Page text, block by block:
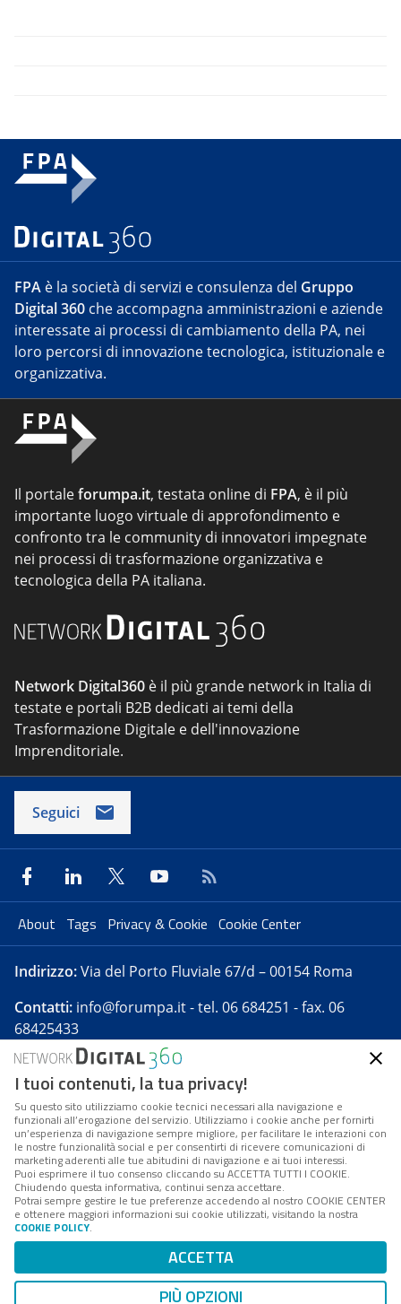
FPA è la società di servizi e consulenza del Gruppo
Digital 360 che accompagna amministrazioni e aziende
interessate ai processi di cambiamento della PA, nei
loro percorsi di innovazione tecnologica, istituzionale e
organizzativa.
Il portaleforumpa.it, testata online di FPA, è il più
importante luogo virtuale di approfondimento e
confronto tra le community di innovatori impegnate
nei processi di trasformazione organizzativa e
tecnologica della PA italiana.
Network Digital360 è il più grande network in Italia di
testate e portali B2B dedicati ai temi della
Trasformazione Digitale e dell'innovazione
Imprenditoriale.
Seguici
About Tags Privacy & Cookie Cookie Center
Indirizzo:Via del Porto Fluviale 67/d – 00154 Roma
Contatti: info@forumpa.it- tel. 06 684251 - fax. 06
68425433
Forumpa.itè una pubblicazione telematica iscritta
presso Registro della stampa del Tribunale di Roma -
Reg. n. 182 del 2 maggio 2008 - Direttore resp. Michela
Stentella
FPA s.r.l. è società soggetta a Direzione e
Coordinamento da parte di Digital360 S.p.A. - FPA s.r.l.
è un'azienda certificata per il sistema di management
Codice Fiscale/Partita IVA n. 10693191008 - R.E.A. Roma
n. 1249791. ISP AWS
Mappa del sito
I tuoi contenuti, la tua privacy!
Su questo sito utilizziamo cookie tecnici necessari alla navigazione e
funzionali all’erogazione del servizio. Utilizziamo i cookie anche per fornirti
un’esperienza di navigazione sempre migliore, per facilitare le interazioni con
le nostre funzionalità social e per consentirti di ricevere comunicazioni di
marketing aderenti alle tue abitudini di navigazione e ai tuoi interessi.
Puoi esprimere il tuo consenso cliccando su ACCETTA TUTTI I COOKIE.
Chiudendo questa informativa, continui senza accettare.
Potrai sempre gestire le tue preferenze accedendo al nostro COOKIE CENTER
e ottenere maggiori informazioni sui cookie utilizzati, visitando la nostra
COOKIE POLICY.
ACCETTA
PIÙ OPZIONI